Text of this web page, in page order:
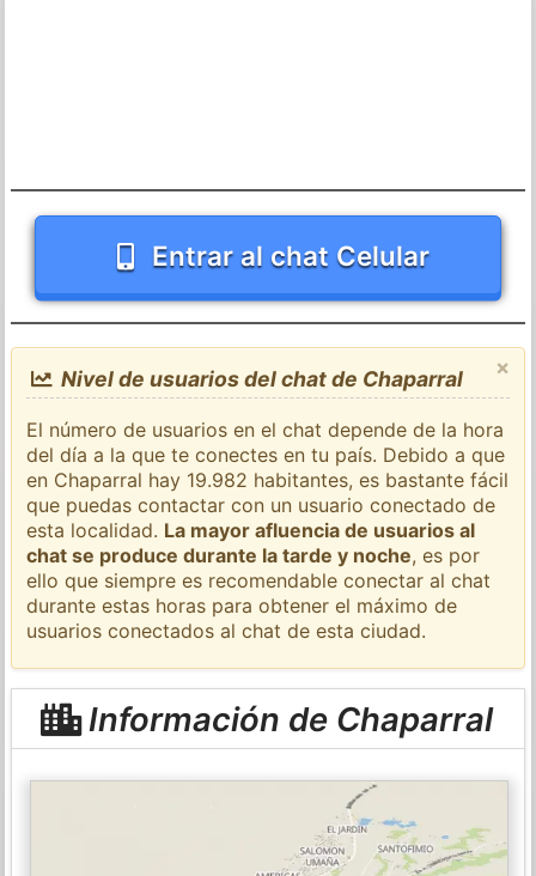
Entrar al chat Celular
×
Nivel de usuarios del chat de Chaparral
El número de usuarios en el chat depende de la hora
del día a la que te conectes en tu país. Debido a que
en Chaparral hay 19.982 habitantes, es bastante fácil
que puedas contactar con un usuario conectado de
esta localidad. La mayor afluencia de usuarios al
chat se produce durante la tarde y noche, es por
ello que siempre es recomendable conectar al chat
durante estas horas para obtener el máximo de
usuarios conectados al chat de esta ciudad.
Información de Chaparral